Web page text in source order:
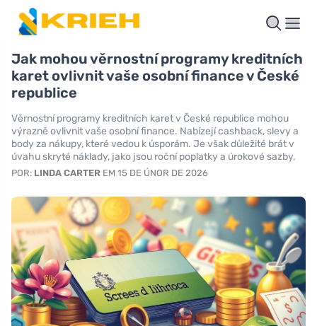
Jak mohou věrnostní programy kreditních
karet ovlivnit vaše osobní finance v České
republice
Věrnostní programy kreditních karet v České republice mohou
výrazně ovlivnit vaše osobní finance. Nabízejí cashback, slevy a
body za nákupy, které vedou k úsporám. Je však důležité brát v
úvahu skryté náklady, jako jsou roční poplatky a úrokové sazby,
POR: LINDA CARTER EM 15 DE ÚNOR DE 2026